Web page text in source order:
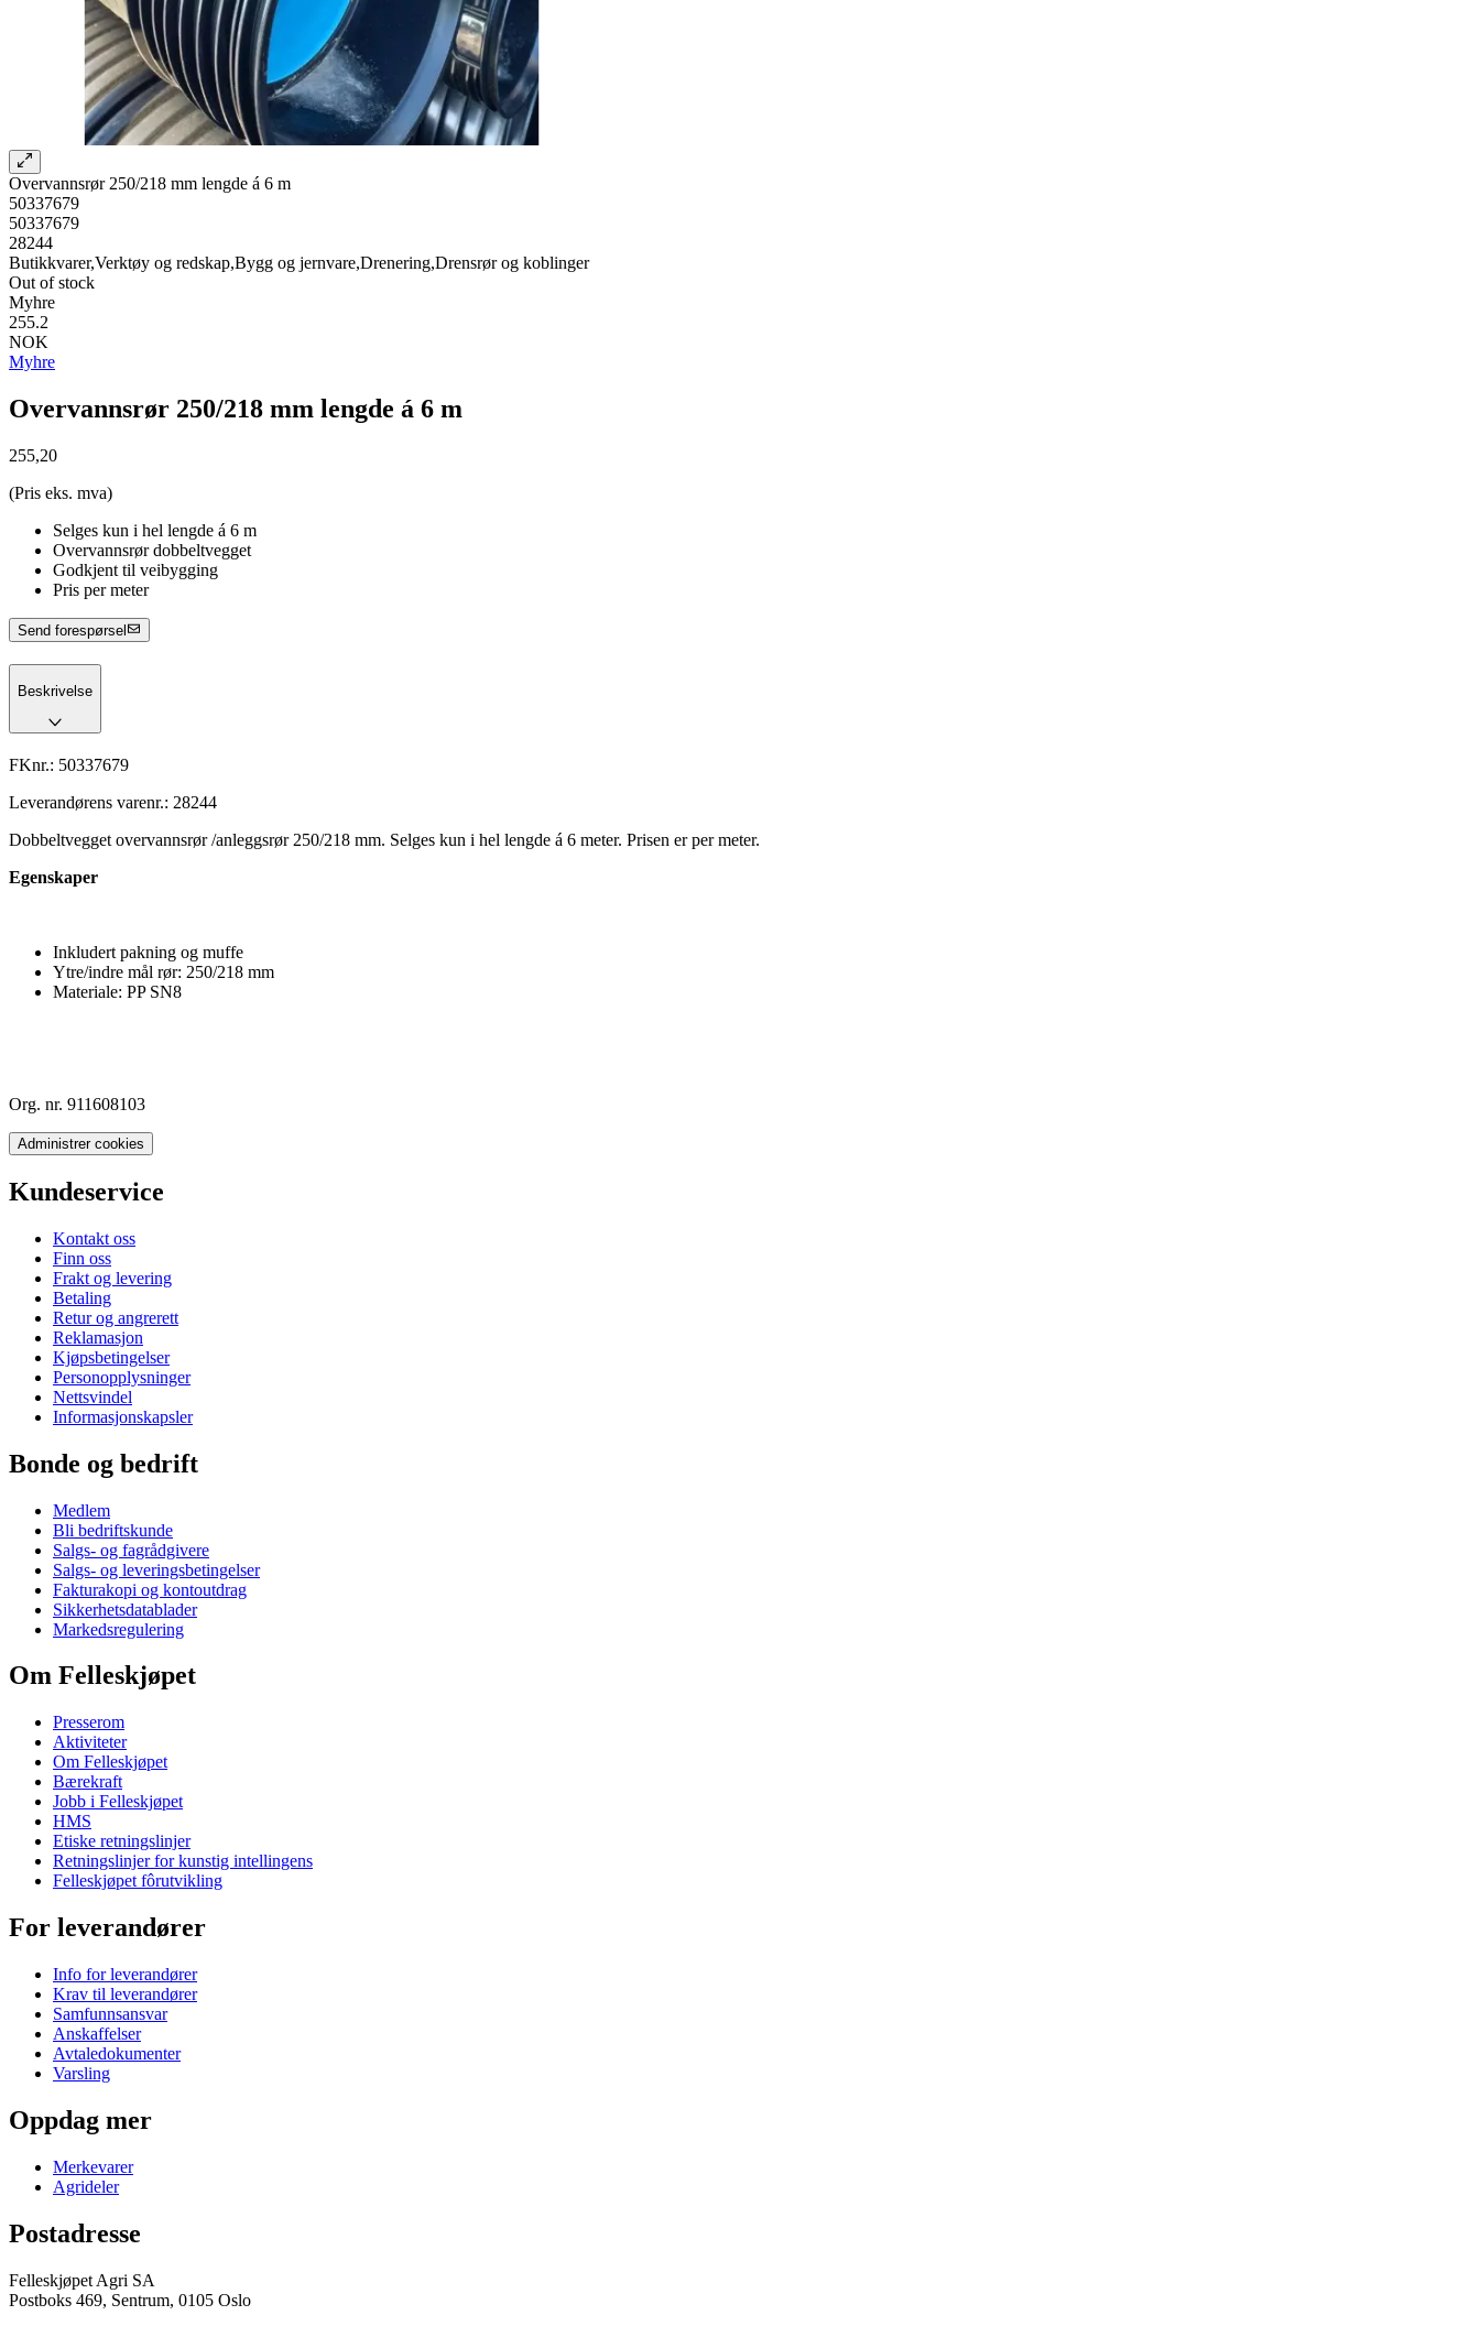
Overvannsrør 250/218 mm lengde á 6 m
50337679
50337679
28244
Butikkvarer,Verktøy og redskap,Bygg og jernvare,Drenering,Drensrør og koblinger
Out of stock
Myhre
255.2
NOK
Myhre
Overvannsrør 250/218 mm lengde á 6 m
255,20
(Pris eks. mva)
Selges kun i hel lengde á 6 m
Overvannsrør dobbeltvegget
Godkjent til veibygging
Pris per meter
Send forespørsel
Beskrivelse
FKnr.: 50337679
Leverandørens varenr.: 28244
Dobbeltvegget overvannsrør /anleggsrør 250/218 mm. Selges kun i hel lengde á 6 meter. Prisen er per meter.
Egenskaper
Inkludert pakning og muffe
Ytre/indre mål rør: 250/218 mm
Materiale: PP SN8
Org. nr. 911608103
Administrer cookies
Kundeservice
Kontakt oss
Finn oss
Frakt og levering
Betaling
Retur og angrerett
Reklamasjon
Kjøpsbetingelser
Personopplysninger
Nettsvindel
Informasjonskapsler
Bonde og bedrift
Medlem
Bli bedriftskunde
Salgs- og fagrådgivere
Salgs- og leveringsbetingelser
Fakturakopi og kontoutdrag
Sikkerhetsdatablader
Markedsregulering
Om Felleskjøpet
Presserom
Aktiviteter
Om Felleskjøpet
Bærekraft
Jobb i Felleskjøpet
HMS
Etiske retningslinjer
Retningslinjer for kunstig intellingens
Felleskjøpet fôrutvikling
For leverandører
Info for leverandører
Krav til leverandører
Samfunnsansvar
Anskaffelser
Avtaledokumenter
Varsling
Oppdag mer
Merkevarer
Agrideler
Postadresse
Felleskjøpet Agri SA
Postboks 469, Sentrum, 0105 Oslo